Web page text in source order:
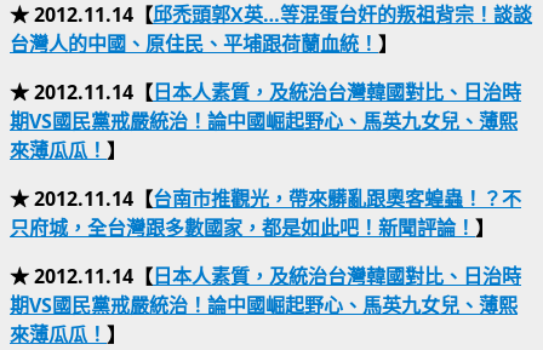
★ 2012.11.14【邱禿頭郭X英…等混蛋台奸的叛祖背宗！談談
台灣人的中國、原住民、平埔跟荷蘭血統！ 】
★ 2012.11.14【日本人素質，及統治台灣韓國對比、日治時
期VS國民黨戒嚴統治！論中國崛起野心、馬英九女兒、薄熙
來薄瓜瓜！ 】
★ 2012.11.14【台南市推觀光，帶來髒亂跟奧客蝗蟲！？不
只府城，全台灣跟多數國家，都是如此吧！新聞評論！ 】
★ 2012.11.14【日本人素質，及統治台灣韓國對比、日治時
期VS國民黨戒嚴統治！論中國崛起野心、馬英九女兒、薄熙
來薄瓜瓜！ 】